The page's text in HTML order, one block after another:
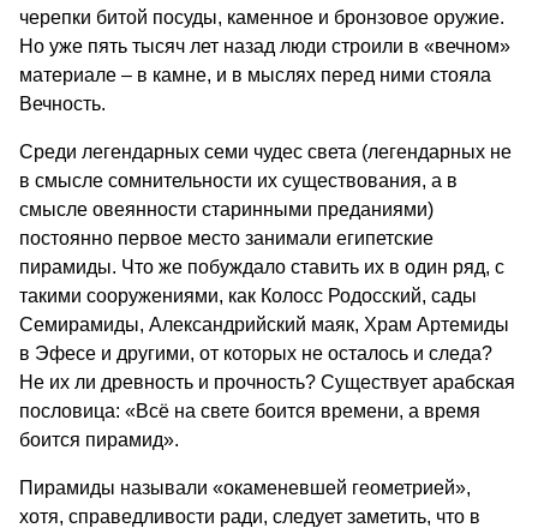
черепки битой посуды, каменное и бронзовое оружие.
Но уже пять тысяч лет назад люди строили в «вечном»
материале – в камне, и в мыслях перед ними стояла
Вечность.
Среди легендарных семи чудес света (легендарных не
в смысле сомнительности их существования, а в
смысле овеянности старинными преданиями)
постоянно первое место занимали египетские
пирамиды. Что же побуждало ставить их в один ряд, с
такими сооружениями, как Колосс Родосский, сады
Семирамиды, Александрийский маяк, Храм Артемиды
в Эфесе и другими, от которых не осталось и следа?
Не их ли древность и прочность? Существует арабская
пословица: «Всё на свете боится времени, а время
боится пирамид».
Пирамиды называли «окаменевшей геометрией»,
хотя, справедливости ради, следует заметить, что в